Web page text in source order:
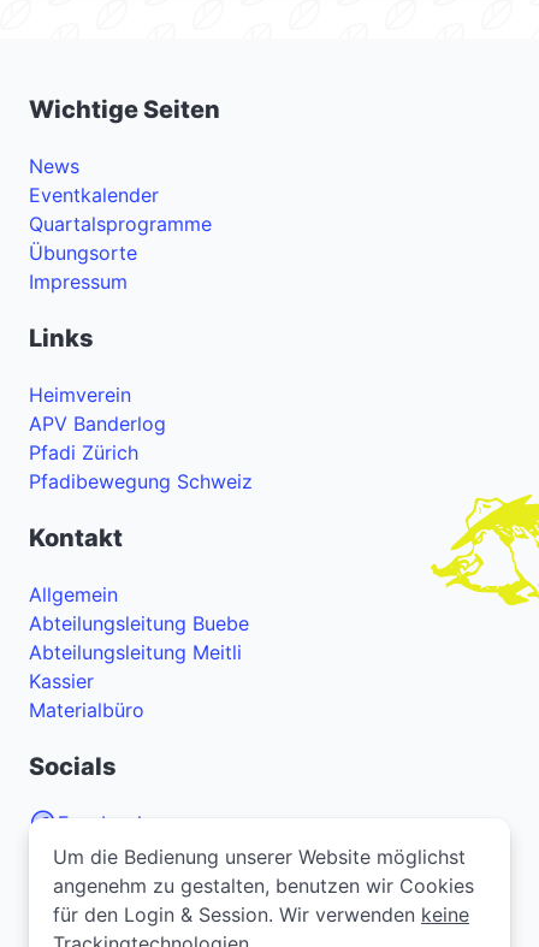
Wichtige Seiten
News
Eventkalender
Quartalsprogramme
Übungsorte
Impressum
Links
Heimverein
APV Banderlog
Pfadi Zürich
Pfadibewegung Schweiz
Kontakt
Allgemein
Abteilungsleitung Buebe
Abteilungsleitung Meitli
Kassier
Materialbüro
Socials
Facebook
Instagram
YouTube
Um die Bedienung unserer Website möglichst
angenehm zu gestalten, benutzen wir Cookies
für den Login & Session. Wir verwenden keine
Um die Bedienung unserer Website möglichst
angenehm zu gestalten, benutzen wir Cookies
für den Login & Session. Wir verwenden keine